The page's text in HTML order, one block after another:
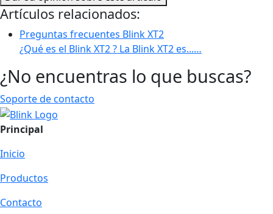
Artículos relacionados:
Preguntas frecuentes Blink XT2
¿Qué es el Blink XT2 ? La Blink XT2 es...…
¿No encuentras lo que buscas?
Soporte de contacto
Principal
Inicio
Productos
Contacto